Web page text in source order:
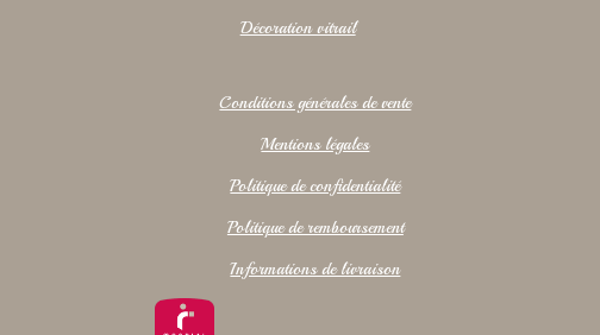
Décoration vitrail
Conditions générales de vente
Mentions légales
Politique de confidentialité
Politique de remboursement
Informations de livraison